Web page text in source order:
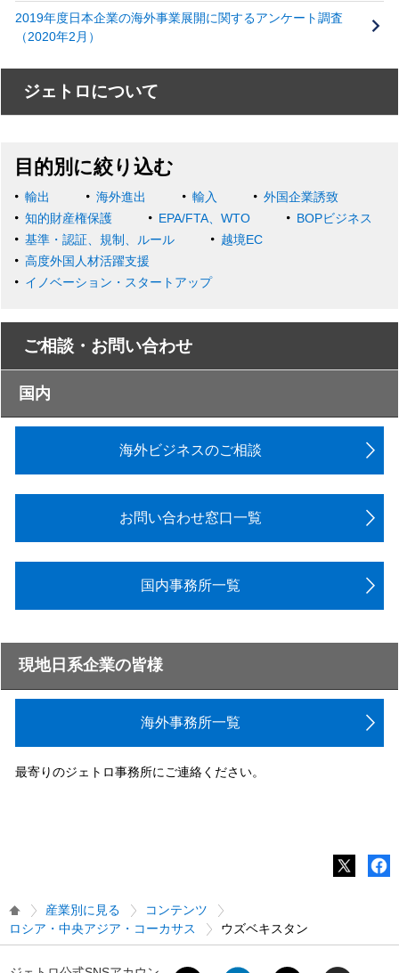
2019年度日本企業の海外事業展開に関するアンケート調査
（2020年2月）
ジェトロについて
目的別に絞り込む
輸出 海外進出 輸入
外国企業誘致
知的財産権保護
EPA/FTA、WTO
BOPビジネス
基準・認証、規制、ルール
越境EC
高度外国人材活躍支援
イノベーション・スタートアップ
ご相談・お問い合わせ
国内
海外ビジネスのご相談
お問い合わせ窓口一覧
国内事務所一覧
現地日系企業の皆様
海外事務所一覧
最寄りのジェトロ事務所にご連絡ください。
産業別に見る
コンテンツ
ロシア・中央アジア・コーカサス
ウズベキスタン